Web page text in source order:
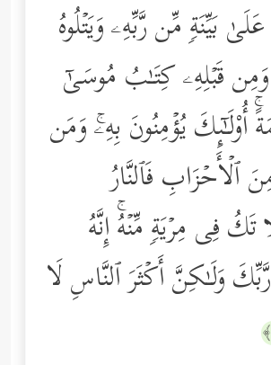
بَیِّنَةࣲ مِّن رَّبِّهِۦ وَیَتۡلُوهُ
قَبۡلِهِۦ كِتَـٰبُ مُوسَىٰۤ
أُوْلَـٰۤىِٕكَ یُؤۡمِنُونَ بِهِۦۚ وَمَن
ٱلۡأَحۡزَابِ فَٱلنَّارُ
تَكُ فِی مِرۡیَةࣲ مِّنۡهُۚ إِنَّهُ
وَلَـٰكِنَّ أَكۡثَرَ ٱلنَّاسِ لَا